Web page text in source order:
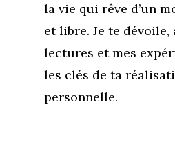
la vie qui rêve d’un
et libre. Je te dévoile,
lectures et mes
les clés de ta
personnelle.